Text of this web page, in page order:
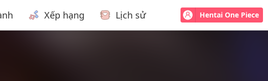
Hentai One Piece
Xếp hạng Lịch sử